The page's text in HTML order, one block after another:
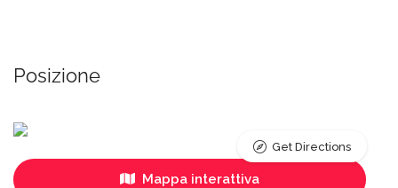
Posizione
Mappa interattiva
Get Directions